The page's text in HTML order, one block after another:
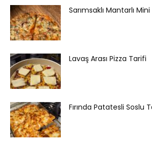
Sarımsaklı Mantarlı
Lavaş Arası Pizza Tarifi
Fırında Patatesli Soslu